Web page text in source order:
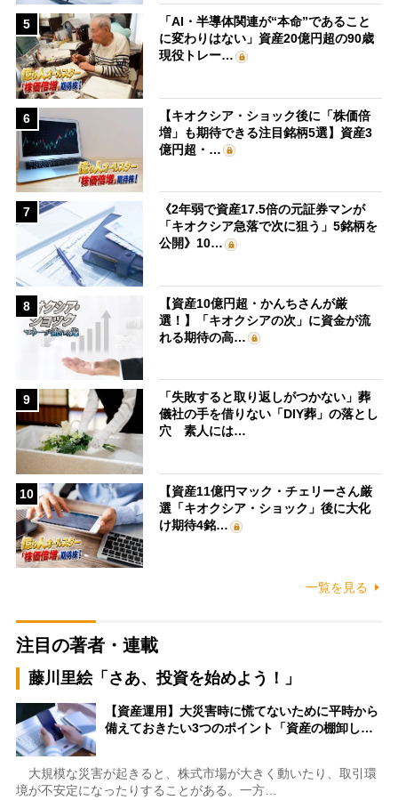
5
「AI・半導体関連が“本命”であること
に変わりはない」資産20億円超の90歳
現役トレー…
6
【キオクシア・ショック後に「株価倍
増」も期待できる注目銘柄5選】資産3
億円超・…
7
《2年弱で資産17.5倍の元証券マンが
「キオクシア急落で次に狙う」5銘柄を
公開》10…
8
【資産10億円超・かんちさんが厳
選！】「キオクシアの次」に資金が流
れる期待の高…
9
「失敗すると取り返しがつかない」葬
儀社の手を借りない「DIY葬」の落とし
穴 素人には…
10
【資産11億円マック・チェリーさん厳
選「キオクシア・ショック」後に大化
け期待4銘…
一覧を見る
注目の著者・連載
藤川里絵「さあ、投資を始めよう！」
【資産運用】大災害時に慌てないために平時から
備えておきたい3つのポイント「資産の棚卸し…
大規模な災害が起きると、株式市場が大きく動いたり、取引環
境が不安定になったりすることがある。一方…